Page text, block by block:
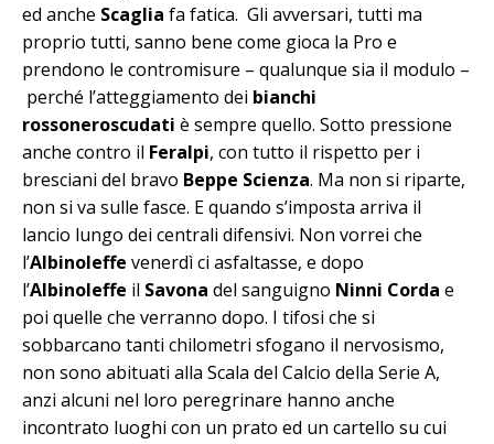
ed anche Scaglia fa fatica. Gli avversari, tutti ma
proprio tutti, sanno bene come gioca la Pro e
prendono le contromisure – qualunque sia il modulo –
perché l’atteggiamento dei bianchi
rossoneroscudati è sempre quello. Sotto pressione
anche contro il Feralpi, con tutto il rispetto per i
bresciani del bravo Beppe Scienza. Ma non si riparte,
non si va sulle fasce. E quando s’imposta arriva il
lancio lungo dei centrali difensivi. Non vorrei che
l’Albinoleffe venerdì ci asfaltasse, e dopo
l’Albinoleffe il Savona del sanguigno Ninni Corda e
poi quelle che verranno dopo. I tifosi che si
sobbarcano tanti chilometri sfogano il nervosismo,
non sono abituati alla Scala del Calcio della Serie A,
anzi alcuni nel loro peregrinare hanno anche
incontrato luoghi con un prato ed un cartello su cui